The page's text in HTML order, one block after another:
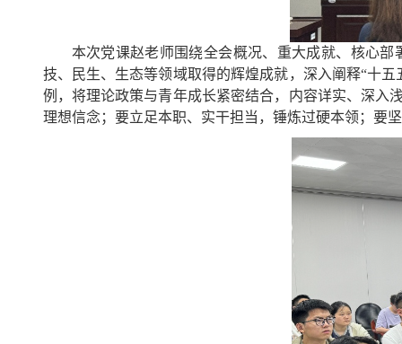
本次党课赵老师围绕全会概况、重大成就、核心
技、民生、生态等领域取得的辉煌成就，深入阐释“十
例，将理论政策与青年成长紧密结合，内容详实、深入
理想信念；要立足本职、实干担当，锤炼过硬本领；要